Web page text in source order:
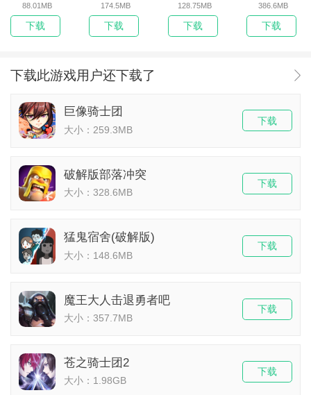
88.01MB
下载
174.5MB
下载
128.75MB
下载
386.6MB
下载
下载此游戏用户还下载了
巨像骑士团
大小：259.3MB
下载
破解版部落冲突
大小：328.6MB
下载
猛鬼宿舍(破解版)
大小：148.6MB
下载
魔王大人击退勇者吧
大小：357.7MB
下载
苍之骑士团2
大小：1.98GB
下载